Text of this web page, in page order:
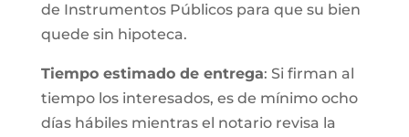
de Instrumentos Públicos para que su bien
quede sin hipoteca.
Tiempo estimado de entrega: Si firman al
tiempo los interesados, es de mínimo ocho
días hábiles mientras el notario revisa la